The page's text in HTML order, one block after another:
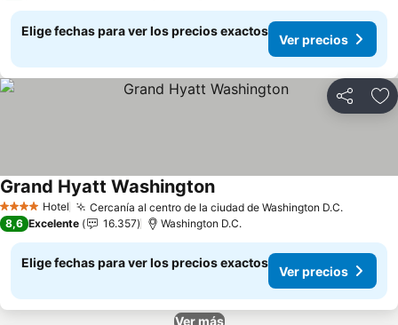
Elige fechas para ver los precios exactos
Ver precios
Compartir
4 EstrellasHotel Cercanía al centro de la ciudad de Washington D.C.Ver
Grand Hyatt WashingtonVer precios
8,6 Excelente 16.357 Washington D.C.
Elige fechas para ver los precios exactos
Ver precios
Ver más